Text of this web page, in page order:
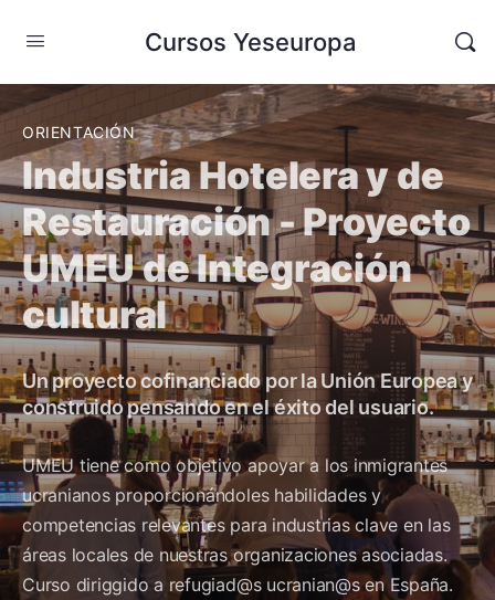
Cursos Yeseuropa
ORIENTACIÓN
Industria Hotelera y de
Restauración - Proyecto
UMEU de Integración
cultural
Un proyecto cofinanciado por la Unión Europea y
construido pensando en el éxito del usuario.
UMEU tiene como objetivo apoyar a los inmigrantes
ucranianos proporcionándoles habilidades y
competencias relevantes para industrias clave en las
áreas locales de nuestras organizaciones asociadas.
Curso diriggido a refugiad@s ucranian@s en España.